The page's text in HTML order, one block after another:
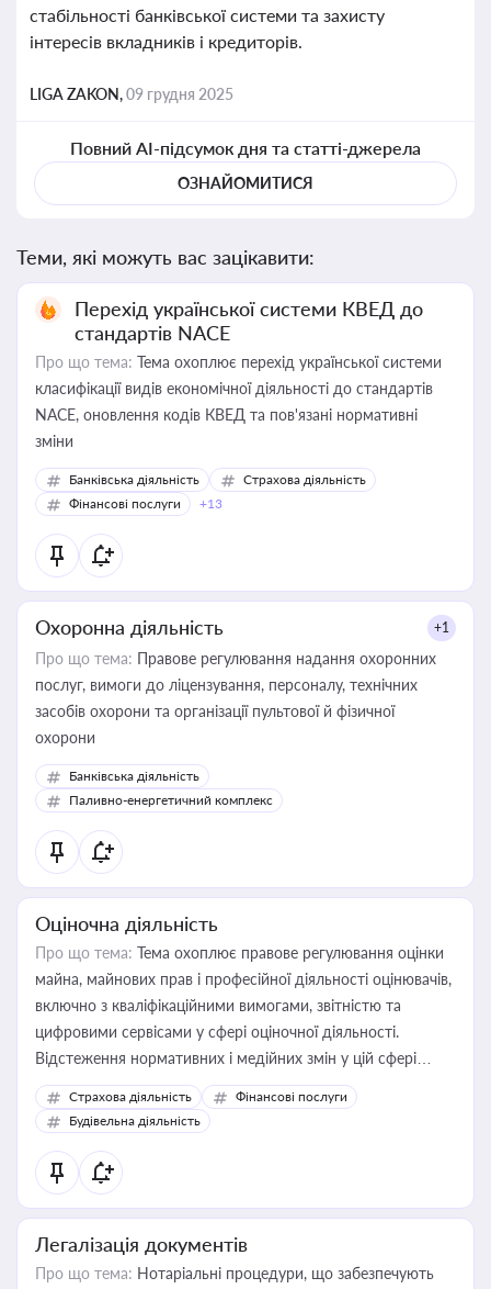
стабільності банківської системи та захисту
інтересів вкладників і кредиторів.
LIGA ZAKON,09 грудня 2025
Повний AI-підсумок дня та статті-джерела
ОЗНАЙОМИТИСЯ
Теми, які можуть вас зацікавити:
Перехід української системи КВЕД до
стандартів NACE
Про що тема: Тема охоплює перехід української системи
класифікації видів економічної діяльності до стандартів
NACE, оновлення кодів КВЕД та пов'язані нормативні
зміни
Банківська діяльність
Страхова діяльність
Фінансові послуги
+13
Охоронна діяльність +1
Про що тема: Правове регулювання надання охоронних
послуг, вимоги до ліцензування, персоналу, технічних
засобів охорони та організації пультової й фізичної
охорони
Банківська діяльність
Паливно-енергетичний комплекс
Оціночна діяльність
Про що тема: Тема охоплює правове регулювання оцінки
майна, майнових прав і професійної діяльності оцінювачів,
включно з кваліфікаційними вимогами, звітністю та
цифровими сервісами у сфері оціночної діяльності.
Відстеження нормативних і медійних змін у цій сфері
корисне для власника бізнесу, керівника, юриста або
бухгалтера під час оподаткування, приватизації, оренди
державного майна, корпоративних угод і перевірки
статусу суб'єктів оціночної діяльності
Страхова діяльність
Фінансові послуги
Будівельна діяльність
Легалізація документів
Про що тема: Нотаріальні процедури, що забезпечують